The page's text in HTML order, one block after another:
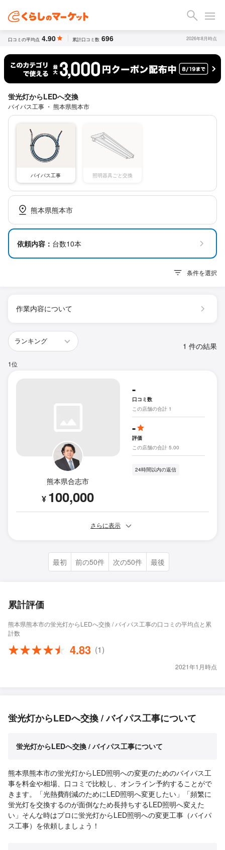
口コミの平均点 4.90 累計口コミ数 696 2026年8月時点
蛍光灯からLEDへ交換
バイパス工事 ・ 熊本県熊本市
バイパス工事 照明器具ごと交換
熊本県熊本市
依頼内容： 台数10本
条件を選択
作業内容について
1 件の結果
1位
熊本県合志市
¥ 100,000
-
口コミ数
この店舗の合計 1
-
評価
この店舗の合計 5.00
24時間以内の返信
さらに表示
最初 前の50件 次の50件 最後
累計評価
熊本県熊本市の蛍光灯からLEDへ交換 / バイパス工事の口コミの平均点と累
計数
4.83 (1)
2021年1月時点
蛍光灯からLEDへ交換 / バイパス工事について
蛍光灯からLEDへ交換 / バイパス工事について
熊本県熊本市の蛍光灯からLED照明への変更のためのバイパス工
事を料金や相場、口コミで比較し、オンライン予約することがで
きます。「光熱費削減のためにLED照明へ変更したい」「頻繁に
蛍光灯を交換するのが面倒なため長持ちするLED照明へ変えた
い」そんな時はプロに蛍光灯からLED照明への変更工事（バイパ
ス工事）を依頼しましょう！